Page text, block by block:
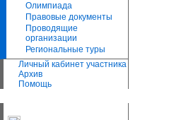
Олимпиада
Правовые документы
Проводящие
организации
Региональные туры
Личный кабинет участника
Архив
Помощь